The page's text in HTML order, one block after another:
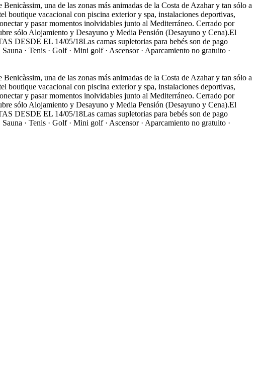
una de las zonas más animadas de la Costa de Azahar y tan sólo a
boutique vacacional con piscina exterior y spa, instalaciones deportivas,
y pasar momentos inolvidables junto al Mediterráneo. Cerrado por
sólo Alojamiento y Desayuno y Media Pensión (Desayuno y Cena).El
DESDE EL 14/05/18Las camas supletorias para bebés son de pago
· Tenis · Golf · Mini golf · Ascensor · Aparcamiento no gratuito ·
una de las zonas más animadas de la Costa de Azahar y tan sólo a
boutique vacacional con piscina exterior y spa, instalaciones deportivas,
y pasar momentos inolvidables junto al Mediterráneo. Cerrado por
sólo Alojamiento y Desayuno y Media Pensión (Desayuno y Cena).El
DESDE EL 14/05/18Las camas supletorias para bebés son de pago
· Tenis · Golf · Mini golf · Ascensor · Aparcamiento no gratuito ·